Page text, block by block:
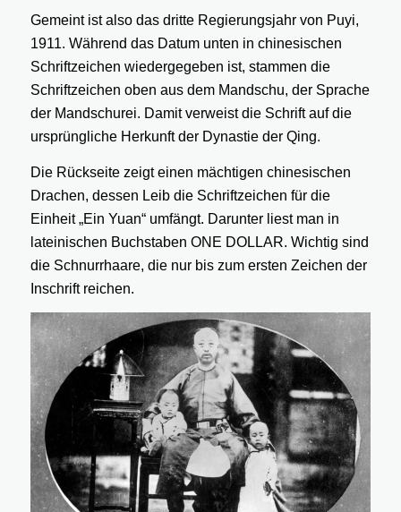
Gemeint ist also das dritte Regierungsjahr von Puyi,
1911. Während das Datum unten in chinesischen
Schriftzeichen wiedergegeben ist, stammen die
Schriftzeichen oben aus dem Mandschu, der Sprache
der Mandschurei. Damit verweist die Schrift auf die
ursprüngliche Herkunft der Dynastie der Qing.
Die Rückseite zeigt einen mächtigen chinesischen
Drachen, dessen Leib die Schriftzeichen für die
Einheit „Ein Yuan“ umfängt. Darunter liest man in
lateinischen Buchstaben ONE DOLLAR. Wichtig sind
die Schnurrhaare, die nur bis zum ersten Zeichen der
Inschrift reichen.